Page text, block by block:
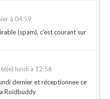
à 04:59
(spam), c'est courant sur
lundi à 12:56
dernier et réceptionnee ce
Roidbuddy